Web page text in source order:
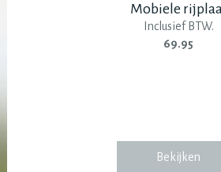
Mobiele
Inclusief BTW.
69.95
Bekijken